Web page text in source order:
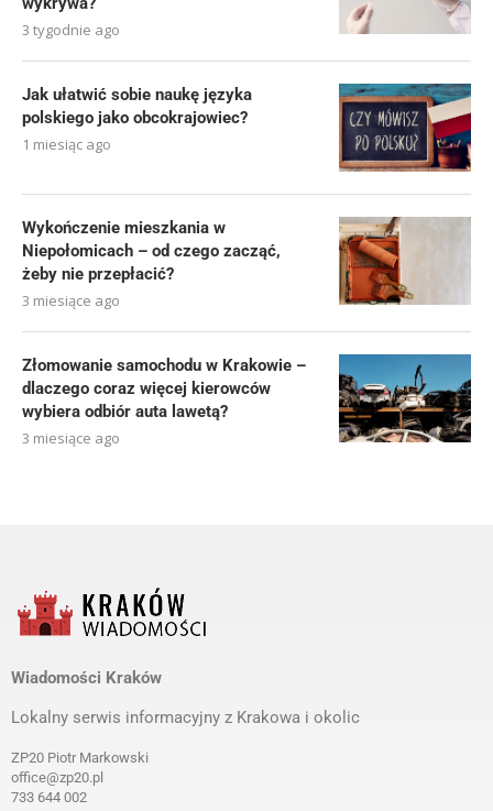
3 tygodnie ago
Jak ułatwić sobie naukę języka
polskiego jako obcokrajowiec?
1 miesiąc ago
Wykończenie mieszkania w
Niepołomicach – od czego zacząć,
żeby nie przepłacić?
3 miesiące ago
Złomowanie samochodu w Krakowie –
dlaczego coraz więcej kierowców
wybiera odbiór auta lawetą?
3 miesiące ago
Wiadomości Kraków
Lokalny serwis informacyjny z Krakowa i okolic
ZP20 Piotr Markowski
office@zp20.pl
733 644 002